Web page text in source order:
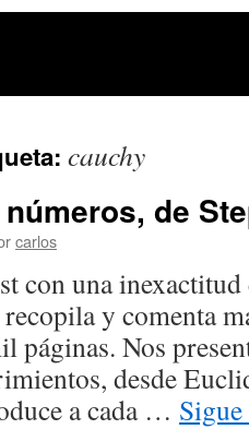
cauchy
de
carlos
con una
y comenta
páginas. Nos
desde
a cada …